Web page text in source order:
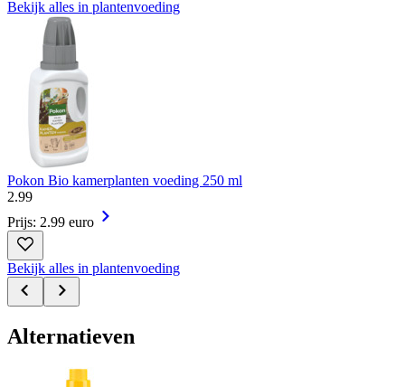
Bekijk alles in plantenvoeding
Pokon Bio kamerplanten voeding 250 ml
2.99
Prijs: 2.99 euro
Bekijk alles in plantenvoeding
Alternatieven